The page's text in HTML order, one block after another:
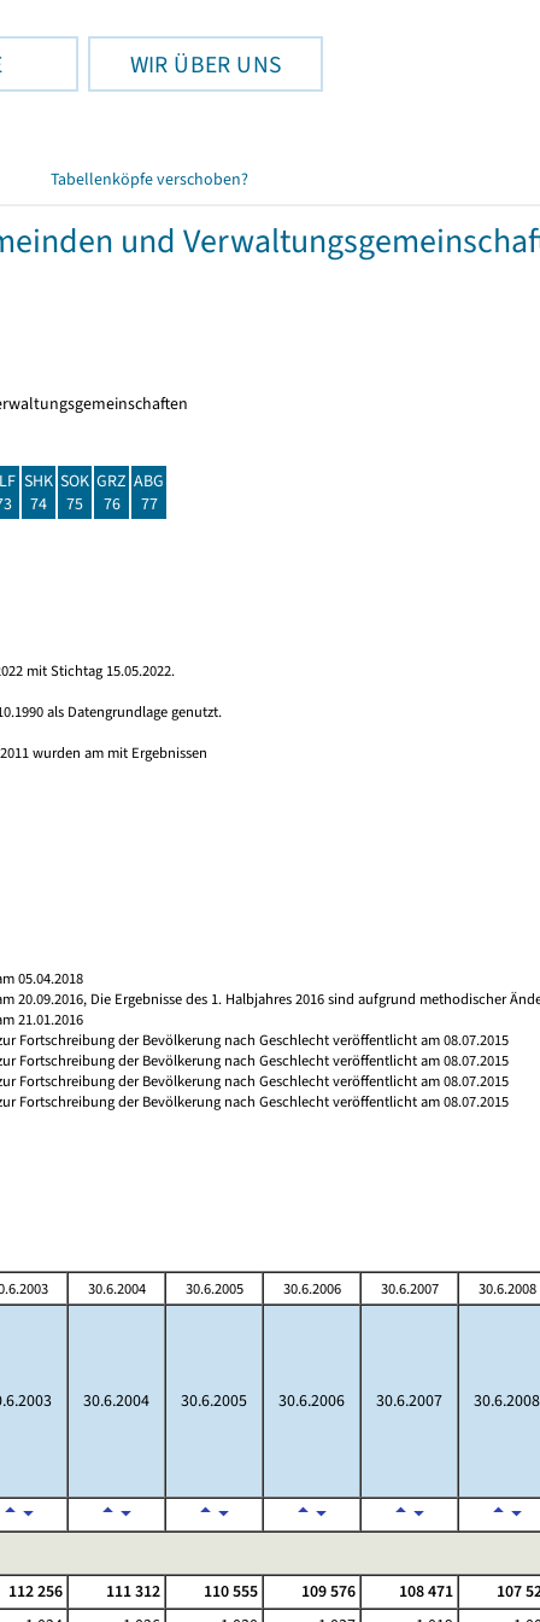
WIR ÜBER UNS
Tabellenköpfe verschoben?
und
SHK
74
SOK
75
GRZ
76
ABG
77
mit Stichtag 15.05.2022.
als Datengrundlage genutzt.
wurden am mit Ergebnissen
05.04.2018
Die Ergebnisse des 1. Halbjahres 2016 sind aufgrund methodischer
21.01.2016
Fortschreibung der Bevölkerung nach Geschlecht veröffentlicht am 08.07.2015
Fortschreibung der Bevölkerung nach Geschlecht veröffentlicht am 08.07.2015
Fortschreibung der Bevölkerung nach Geschlecht veröffentlicht am 08.07.2015
Fortschreibung der Bevölkerung nach Geschlecht veröffentlicht am 08.07.2015
30.6.2004 30.6.2005 30.6.2006 30.6.2007 30.6.2008
30.6.2004 30.6.2005 30.6.2006 30.6.2007 30.6.2008
112 256 111 312 110 555 109 576 108 471
107